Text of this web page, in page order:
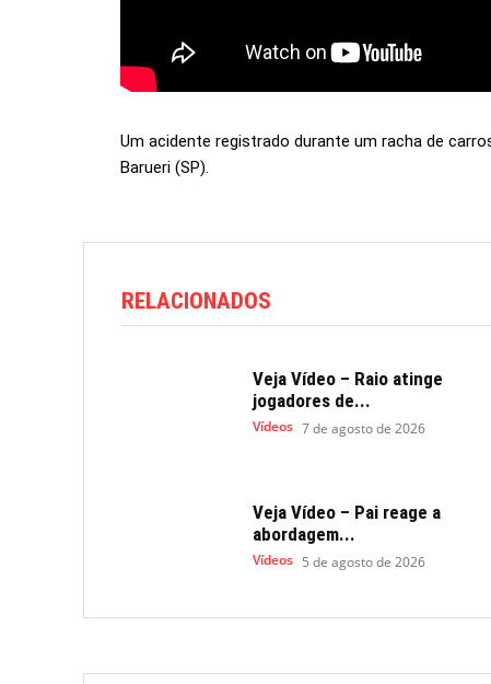
Um acidente registrado durante um racha de
Barueri (SP).
RELACIONADOS
Veja Vídeo – Raio atinge
jogadores de...
Vídeos 7 de agosto de 2026
Veja Vídeo – Pai reage a
abordagem...
Vídeos 5 de agosto de 2026